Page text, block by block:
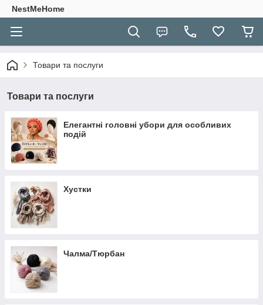
NestMeHome
Товари та послуги
Товари та послуги
Елегантні головні убори для особливих
подій
Хустки
Чалма/Тюрбан